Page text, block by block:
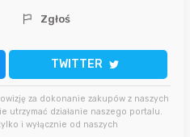
Zgłoś
TWITTER
za dokonanie zakupów z naszych
utrzymać działanie naszego portalu.
i wyłącznie od naszych